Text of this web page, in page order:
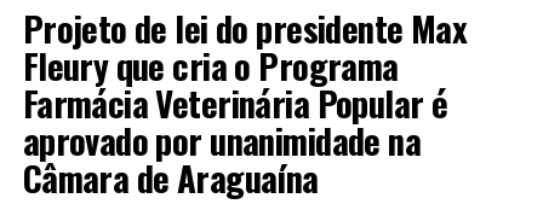
Projeto de lei do presidente Max
Fleury que cria o Programa
Farmácia Veterinária Popular é
aprovado por unanimidade na
Câmara de Araguaína